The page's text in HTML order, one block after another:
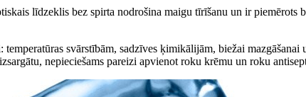
līdzeklis bez spirta nodrošina maigu tīrīšanu un ir piemērots
svārstībām, sadzīves ķimikālijām, biežai mazgāšanai
nepieciešams pareizi apvienot roku krēmu un roku